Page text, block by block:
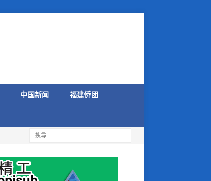
中国新闻 福建侨团